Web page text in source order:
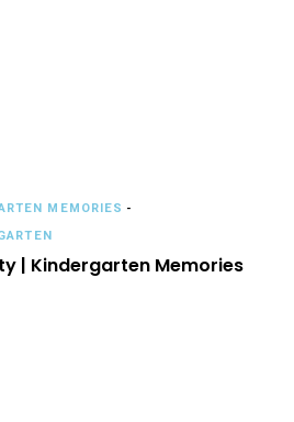
MEMORIES -
| Kindergarten Memories